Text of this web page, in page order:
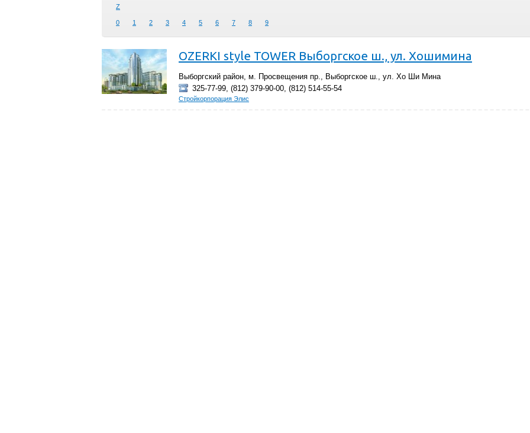
Z
0 1 2 3 4 5 6 7 8 9
OZERKI style TOWER Выборгское ш., ул. Хошимина
Выборгский район, м. Просвещения пр., Выборгское ш., ул. Хо Ши Мина
325-77-99, (812) 379-90-00, (812) 514-55-54
Стройкорпорация Элис